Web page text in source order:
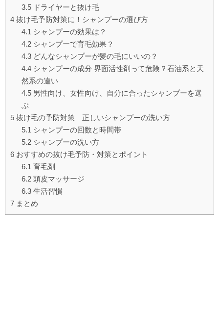
3.5ドライヤーと抜け毛
4 抜け毛予防対策に！シャンプーの選び方
4.1 シャンプーの効果は？
4.2シャンプーで育毛効果？
4.3どんなシャンプーが髪の毛にいいの？
4.4シャンプーの成分 界面活性剤って危険？石油系と天
然系の違い
4.5男性向け、女性向け、自分に合ったシャンプーを選
ぶ
5 抜け毛の予防対策 正しいシャンプーの洗い方
5.1 シャンプーの回数と時間帯
5.2シャンプーの洗い方
6 おすすめの抜け毛予防・対策とポイント
6.1 育毛剤
6.2頭皮マッサージ
6.3生活習慣
7 まとめ